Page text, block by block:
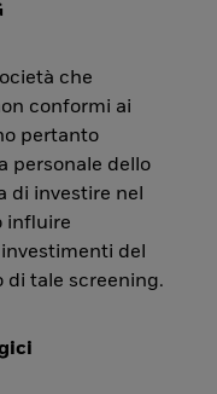
che
conformi ai
pertanto
personale dello
di investire nel
influire
del
di tale screening.